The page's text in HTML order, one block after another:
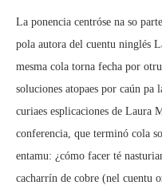
La ponencia centróse na so
pola autora del cuentu ninglés
mesma cola torna fecha por
soluciones atopaes por caún
curiaes esplicaciones de Laura
conferencia, que terminó cola
entamu: ¿cómo facer té
cacharrín de cobre (nel